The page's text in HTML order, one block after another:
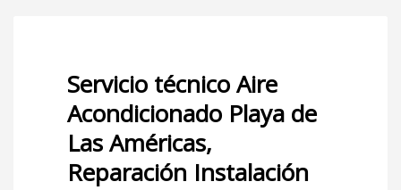
Servicio técnico Aire
Acondicionado Playa de
Las Américas,
Reparación Instalación